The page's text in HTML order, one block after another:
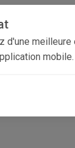
d'une meilleure
mobile.
Véhicules